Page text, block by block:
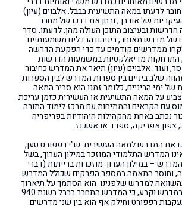
לדעתו במאה התשיעית בבבל. אלבוים (עיון)
של אורבך, ובחן את דרכו של מחבר
ובעיצוב התוכן העולה מהן. לדעתו, סדר
של מדרש מאוחר, ביניהם הבדלים משמעותיים
ממדרשים קודמים עד כדי הפקעת הדרשה
התרחקות מדיאלקטיות במשמעות הדרשות
ועוד. אלבוים (עיון) תיאר את המדרש כחיבור
שלב ביניים בין ספרות המדרש לבין הספרות
של ימי הביניים, כלומר זמנו הוא סביב המאה
על המאה התשיעית או העשירית כזמן עריכת
עם הקראים והמתיחות עם מרכז לימוד התורה
נכתב באחת מהקהילות היהודיות בפריפריה
צפון אפריקה, ספרד או אשכנז.
את המדרש למאה העשירית. ש"י רפפורט טען,
המדרש התלמודי המוזכר במילון הערוך, בשל
– במילון הערוך מוזכרות ברייתות (דברי
וחוסר התאמה במספר הפרקים שכולל המדרש
למדרש שלפנינו. הוא הסתמך על תיארוך
משך הגלות המופיע במדרש וקבע, כי המדרש התחבר בבבל בשנת 940
רפפורט וחילק אף הוא בין שני מדרשים: